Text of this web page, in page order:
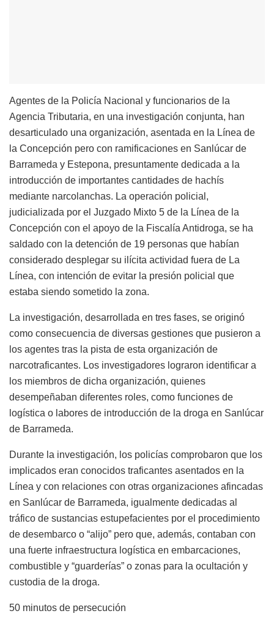
Agentes de la Policía Nacional y funcionarios de la
Agencia Tributaria, en una investigación conjunta, han
desarticulado una organización, asentada en la Línea de
la Concepción pero con ramificaciones en Sanlúcar de
Barrameda y Estepona, presuntamente dedicada a la
introducción de importantes cantidades de hachís
mediante narcolanchas. La operación policial,
judicializada por el Juzgado Mixto 5 de la Línea de la
Concepción con el apoyo de la Fiscalía Antidroga, se ha
saldado con la detención de 19 personas que habían
considerado desplegar su ilícita actividad fuera de La
Línea, con intención de evitar la presión policial que
estaba siendo sometido la zona.
La investigación, desarrollada en tres fases, se originó
como consecuencia de diversas gestiones que pusieron a
los agentes tras la pista de esta organización de
narcotraficantes. Los investigadores lograron identificar a
los miembros de dicha organización, quienes
desempeñaban diferentes roles, como funciones de
logística o labores de introducción de la droga en Sanlúcar
de Barrameda.
Durante la investigación, los policías comprobaron que los
implicados eran conocidos traficantes asentados en la
Línea y con relaciones con otras organizaciones afincadas
en Sanlúcar de Barrameda, igualmente dedicadas al
tráfico de sustancias estupefacientes por el procedimiento
de desembarco o “alijo” pero que, además, contaban con
una fuerte infraestructura logística en embarcaciones,
combustible y “guarderías” o zonas para la ocultación y
custodia de la droga.
50 minutos de persecución